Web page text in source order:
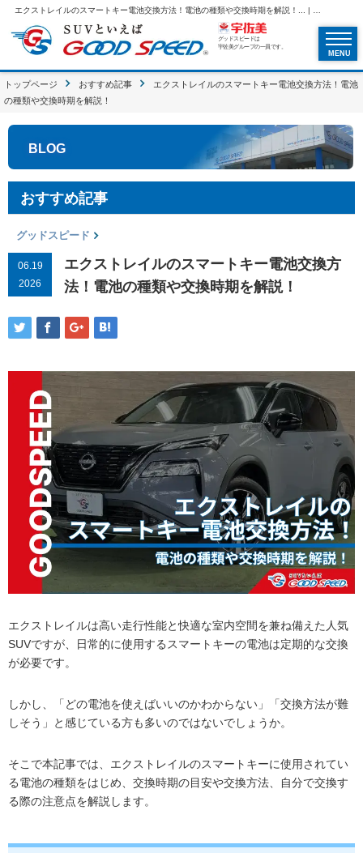
グッドスピードは
宇佐美グループの一員です。
MENU
トップページ おすすめ記事
エクストレイルのスマートキー電池交換方法！電池
の種類や交換時期を解説！
BLOG
おすすめ記事
グッドスピード
06.19
2026
エクストレイルのスマートキー電池交換方
法！電池の種類や交換時期を解説！
エクストレイルは高い走行性能と快適な室内空間を兼ね備えた人気
SUVですが、日常的に使用するスマートキーの電池は定期的な交換
が必要です。
しかし、「どの電池を使えばいいのかわからない」「交換方法が難
しそう」と感じている方も多いのではないでしょうか。
そこで本記事では、エクストレイルのスマートキーに使用されてい
る電池の種類をはじめ、交換時期の目安や交換方法、自分で交換す
る際の注意点を解説します。